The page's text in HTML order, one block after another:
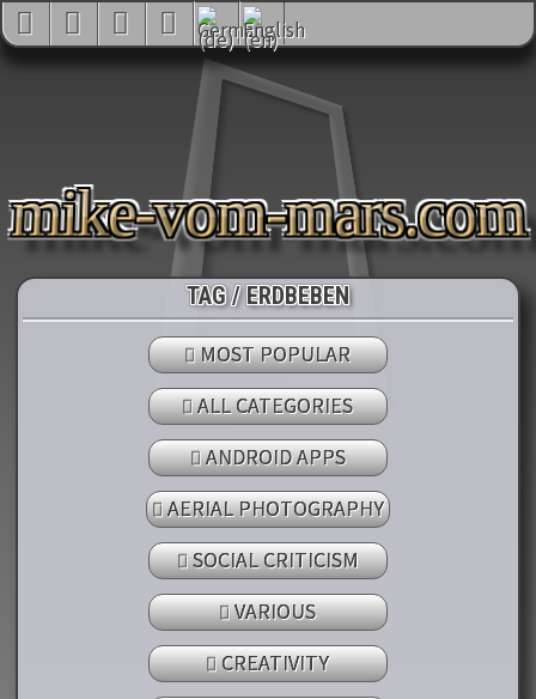
mike-vom-mars.com
TAG / ERDBEBEN
MOST POPULAR
ALL CATEGORIES
ANDROID APPS
AERIAL PHOTOGRAPHY
SOCIAL CRITICISM
VARIOUS
CREATIVITY